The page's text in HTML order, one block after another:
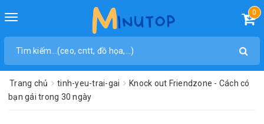
Toggle
0
Trang chủ tinh-yeu-trai-gai
Knock out Friendzone - Cách có
bạn gái trong 30 ngày